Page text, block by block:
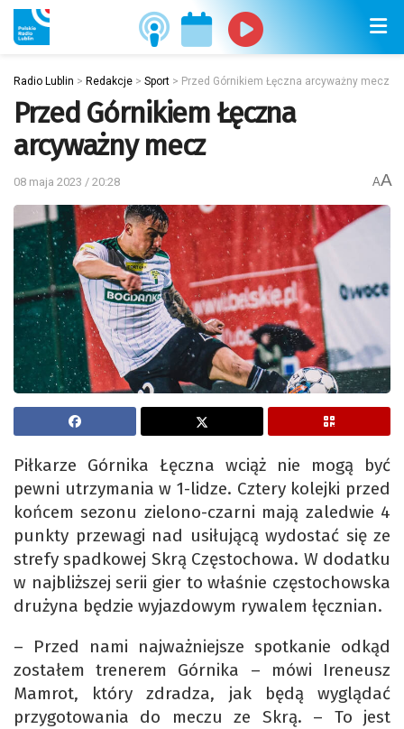
Radio Lublin > Redakcje > Sport > Przed Górnikiem Łęczna arcyważny mecz
Przed Górnikiem Łęczna
arcyważny mecz
08 maja 2023 / 20:28 AA
Piłkarze Górnika Łęczna wciąż nie mogą być
pewni utrzymania w 1-lidze. Cztery kolejki przed
końcem sezonu zielono-czarni mają zaledwie 4
punkty przewagi nad usiłującą wydostać się ze
strefy spadkowej Skrą Częstochowa. W dodatku
w najbliższej serii gier to właśnie częstochowska
drużyna będzie wyjazdowym rywalem łęcznian.
– Przed nami najważniejsze spotkanie odkąd
zostałem trenerem Górnika – mówi Ireneusz
Mamrot, który zdradza, jak będą wyglądać
przygotowania do meczu ze Skrą. – To jest